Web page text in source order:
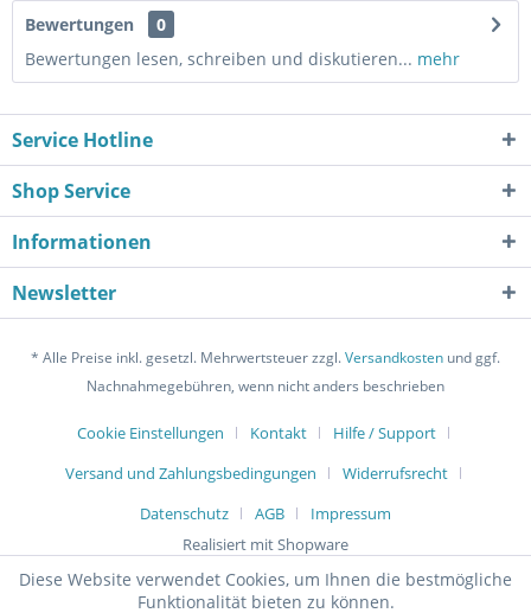
Bewertungen
0
Bewertungen lesen, schreiben und diskutieren... mehr
Service Hotline
Shop Service
Informationen
Newsletter
* Alle Preise inkl. gesetzl. Mehrwertsteuer zzgl.Versandkosten und ggf.
Nachnahmegebühren, wenn nicht anders beschrieben
Cookie Einstellungen Kontakt
Hilfe / Support
Versand und Zahlungsbedingungen
Widerrufsrecht
Datenschutz
AGB
Impressum
Realisiert mit Shopware
Diese Website verwendet Cookies, um Ihnen die bestmögliche
Funktionalität bieten zu können.